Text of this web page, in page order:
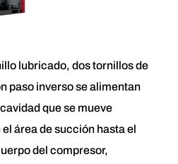
lubricado, dos tornillos de
paso inverso se alimentan
que se mueve
área de succión hasta el
del compresor,